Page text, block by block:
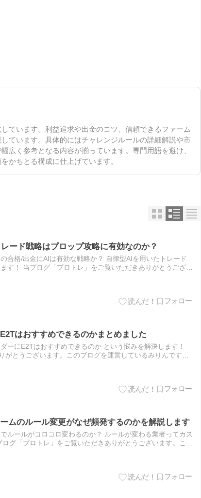
ています。利益追求や出金のコツ、信頼できるファーム
ています。具体的にはチャレンジルールの詳細解説や市
広く参考となる内容が揃っています。専門用語を避け、
かちとる構成に仕上げています。
ード戦略はプロップ攻略に有効なのか？
合格/出金にAIは有効な戦略か？ 自律型AIを用いたトレード
す！ 当ブログ「プロトレ」をご覧いただきありがとうござい
はおすすめできるのかまとめました
ーにE2Tはおすすめできるのか という悩みを解決します！
とうございます。このブログを運営しているみりんです。
ムのルール変更がなぜ頻発するのかを解説します
ルールがコロコロ変わるのか？ ルールが変わる業者ってカス
グ「プロトレ」をご覧いただきありがとうございます。この